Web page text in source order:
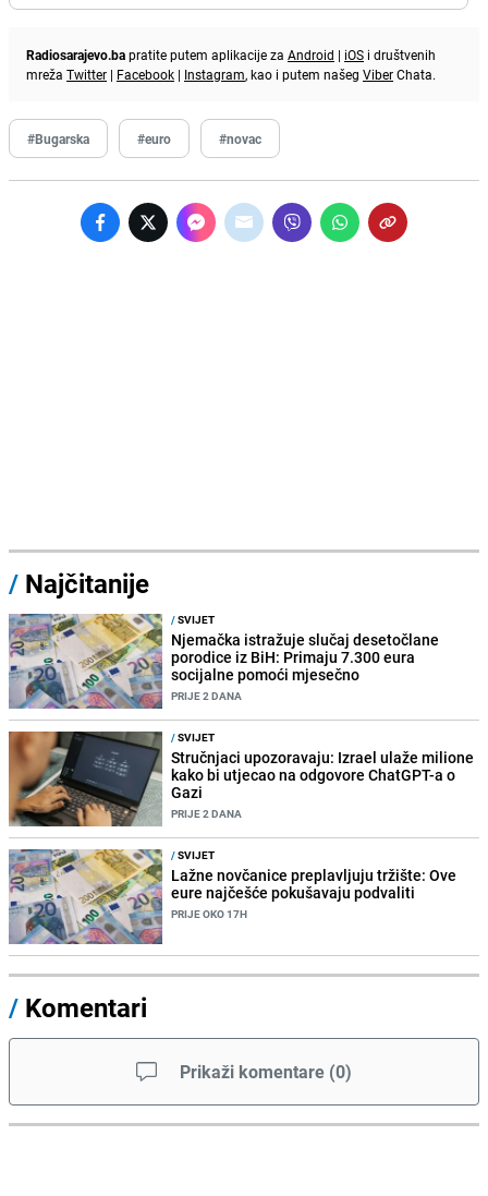
Radiosarajevo.bapratite putem aplikacije za Android | iOS i društvenih
mreža Twitter | Facebook | Instagram, kao i putem našeg ViberChata.
#Bugarska #euro #novac
/ Najčitanije
/SVIJET
Njemačka istražuje slučaj desetočlane
porodice iz BiH: Primaju 7.300 eura
socijalne pomoći mjesečno
PRIJE 2 DANA
/SVIJET
Stručnjaci upozoravaju: Izrael ulaže milione
kako bi utjecao na odgovore ChatGPT-a o
Gazi
PRIJE 2 DANA
/SVIJET
Lažne novčanice preplavljuju tržište: Ove
eure najčešće pokušavaju podvaliti
PRIJE OKO 17H
/ Komentari
Prikaži komentare (0)